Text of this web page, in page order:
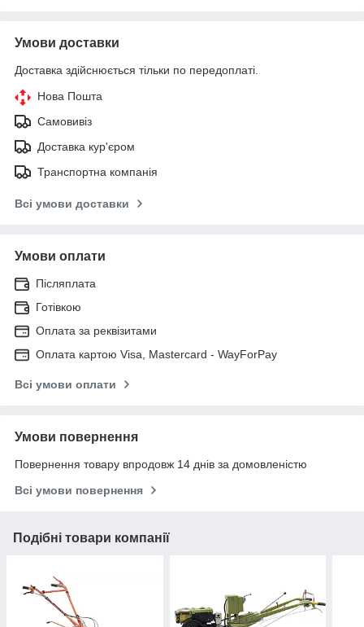
Умови доставки
Доставка здійснюється тільки по передоплаті.
Нова Пошта
Самовивіз
Доставка кур'єром
Транспортна компанія
Всі умови доставки
Умови оплати
Післяплата
Готівкою
Оплата за реквізитами
Оплата картою Visa, Mastercard - WayForPay
Всі умови оплати
Умови повернення
Повернення товару впродовж 14 днів за домовленістю
Всі умови повернення
Подібні товари компанії